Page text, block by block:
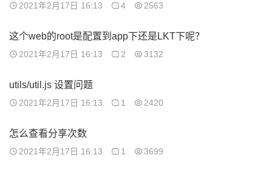
2021年2月17日 16:13 4 2563
这个web的root是配置到app下还是LKT下呢？
2021年2月17日 16:13 2 3132
utils/util.js 设置问题
2021年2月17日 16:13 1 2420
怎么查看分享次数
2021年2月17日 16:13 1 3699